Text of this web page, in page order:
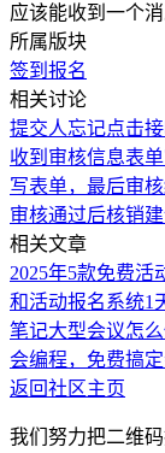
应该能收到一个
所属版块
签到报名
相关讨论
提交人忘记点击
收到审核信息表
写表单，最后审
审核通过后核销
相关文章
2025年5款免费活
和活动报名系统1
笔记大型会议怎
会编程，免费搞
返回社区主页
我们努力把二维